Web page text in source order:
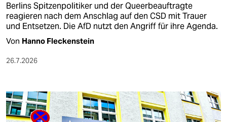
Berlins Spitzenpolitiker und der Queerbeauftragte
reagieren nach dem Anschlag auf den CSD mit Trauer
und Entsetzen. Die AfD nutzt den Angriff für ihre Agenda.
Von Hanno Fleckenstein
26.7.2026